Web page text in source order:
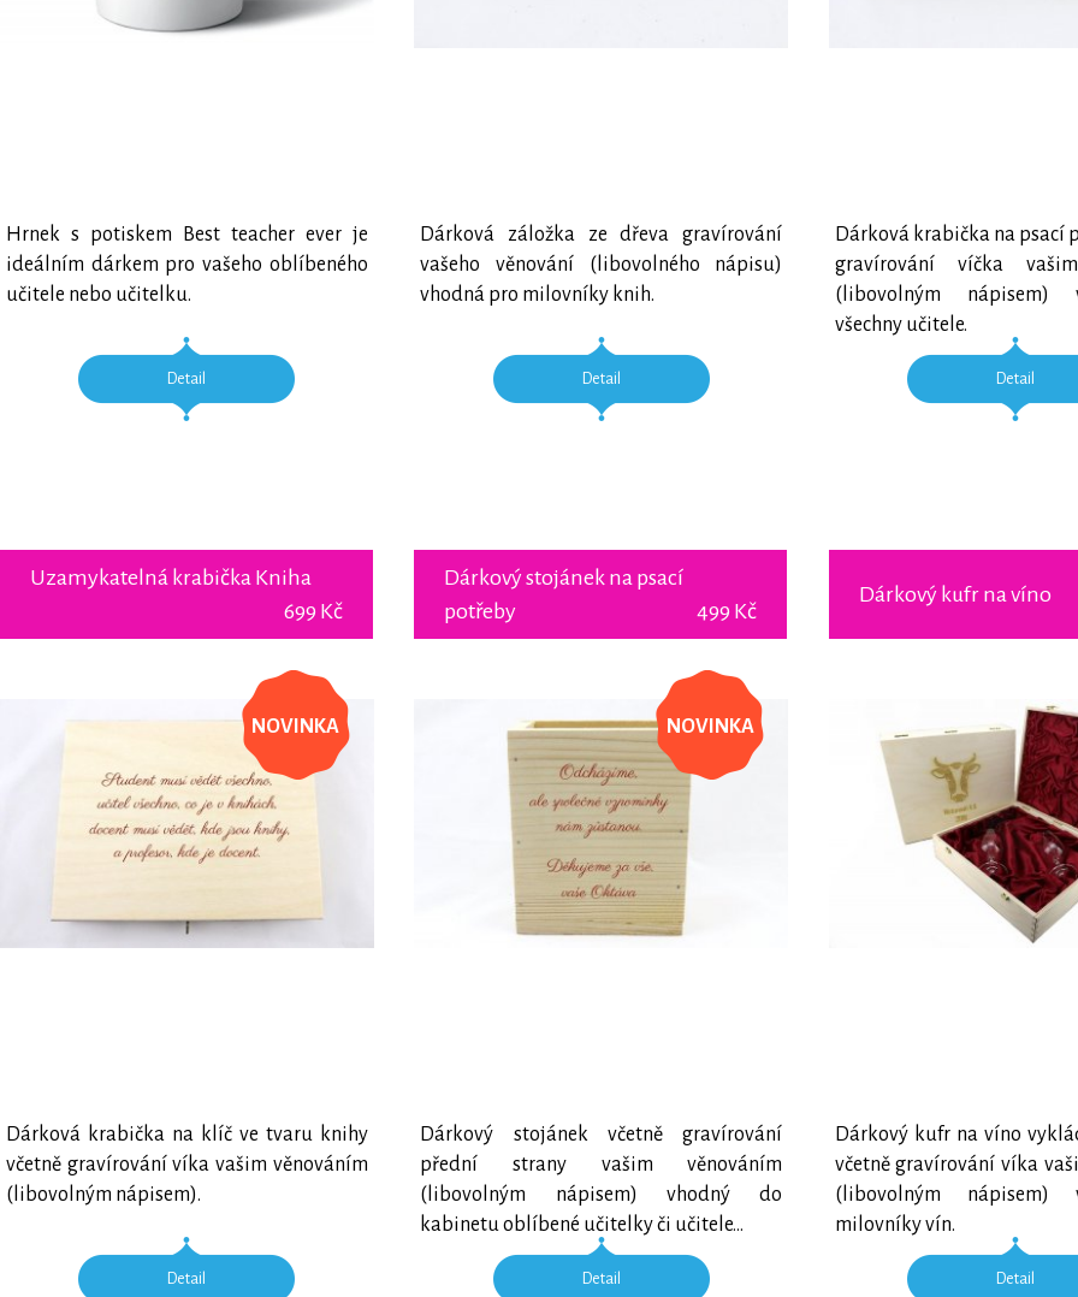
Hrnek s potiskem Best teacher ever je
ideálním dárkem pro vašeho oblíbeného
učitele nebo učitelku.
Detail
Dárková záložka ze dřeva gravírování
vašeho věnování (libovolného nápisu)
vhodná pro milovníky knih.
Detail
Dárková krabička na psací
gravírování víčka
(libovolným nápisem)
všechny učitele.
Detail
Uzamykatelná krabička Kniha
699 Kč
Dárková krabička na klíč ve tvaru knihy
včetně gravírování víka vašim věnováním
(libovolným nápisem).
NOVINKA
Detail
Dárkový stojánek na psací
potřeby
499 Kč
Dárkový stojánek včetně gravírování
přední strany vašim věnováním
(libovolným nápisem) vhodný do
kabinetu oblíbené učitelky či učitele…
NOVINKA
Detail
Dárkový kufr na víno
Dárkový kufr na víno
včetně gravírování víka
(libovolným nápisem)
milovníky vín.
Detail